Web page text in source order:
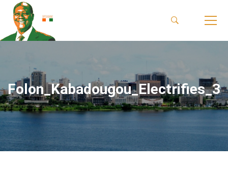
Folon_Kabadougou_Electrifies_3